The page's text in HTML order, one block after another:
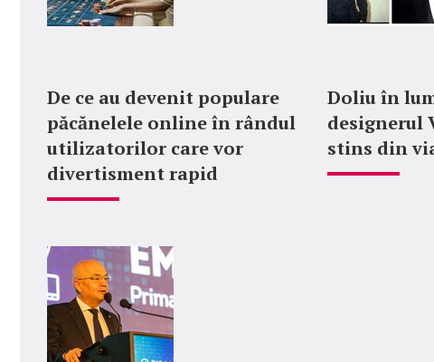
De ce au devenit populare
păcănelele online în rândul
utilizatorilor care vor
divertisment rapid
Doliu în
designerul
stins din